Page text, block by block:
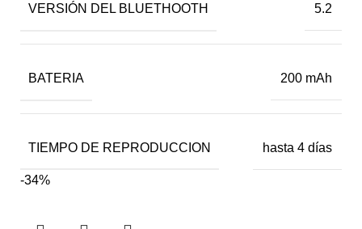
VERSIÓN DEL BLUETHOOTH 5.2
BATERIA 200 mAh
TIEMPO DE REPRODUCCION hasta 4 días
-34%